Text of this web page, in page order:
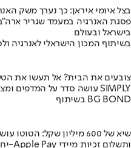
בצל איומי איראן: כך נערך משק
פסגת האנרגיה במעמד שגריר
בישראל ובעולם
בשיתוף המכון הישראלי לאנרגיה
צובעים את הבית? אל תעשו את
מומחה BG BOND עושה סדר על המדפים ומציג את מותג הצבע SIMPLY
בשיתוף BG BOND
שיא של 600 מיליון שקל: הטוטו עושה מהפיכה
יחסי הימור משופרים, הפקדות ב-Apple Pay ותשלום זכיות מיידי